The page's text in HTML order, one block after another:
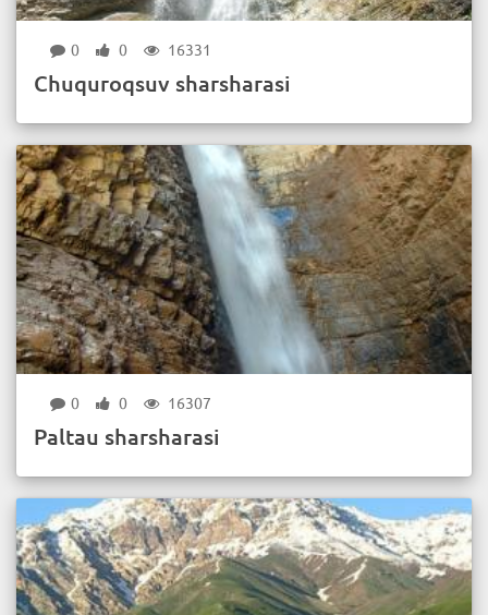
0 0 16331
Chuquroqsuv sharsharasi
0 0 16307
Paltau sharsharasi